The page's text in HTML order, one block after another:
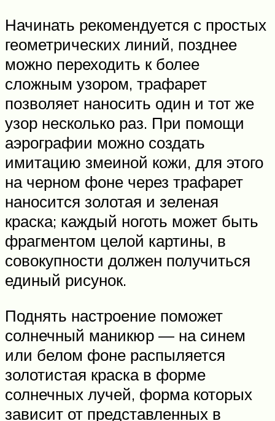
Начинать рекомендуется с простых
геометрических линий, позднее
можно переходить к более
сложным узором, трафарет
позволяет наносить один и тот же
узор несколько раз. При помощи
аэрографии можно создать
имитацию змеиной кожи, для этого
на черном фоне через трафарет
наносится золотая и зеленая
краска; каждый ноготь может быть
фрагментом целой картины, в
совокупности должен получиться
единый рисунок.
Поднять настроение поможет
солнечный маникюр — на синем
или белом фоне распыляется
золотистая краска в форме
солнечных лучей, форма которых
зависит от представленных в